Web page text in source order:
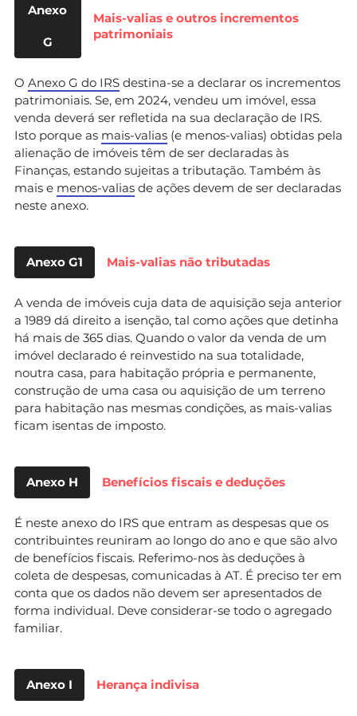
Anexo
G
Mais-valias e outros incrementos
patrimoniais
O Anexo G do IRS destina-se a declarar os incrementos
patrimoniais. Se, em 2024, vendeu um imóvel, essa
venda deverá ser refletida na sua declaração de IRS.
Isto porque as mais-valias (e menos-valias) obtidas pela
alienação de imóveis têm de ser declaradas às
Finanças, estando sujeitas a tributação. Também às
mais e menos-valias de ações devem de ser declaradas
neste anexo.
Anexo G1 Mais-valias não tributadas
A venda de imóveis cuja data de aquisição seja anterior
a 1989 dá direito a isenção, tal como ações que detinha
há mais de 365 dias. Quando o valor da venda de um
imóvel declarado é reinvestido na sua totalidade,
noutra casa, para habitação própria e permanente,
construção de uma casa ou aquisição de um terreno
para habitação nas mesmas condições, as mais-valias
ficam isentas de imposto.
Anexo H Benefícios fiscais e deduções
É neste anexo do IRS que entram as despesas que os
contribuintes reuniram ao longo do ano e que são alvo
de benefícios fiscais. Referimo-nos às deduções à
coleta de despesas, comunicadas à AT. É preciso ter em
conta que os dados não devem ser apresentados de
forma individual. Deve considerar-se todo o agregado
familiar.
Anexo I Herança indivisa